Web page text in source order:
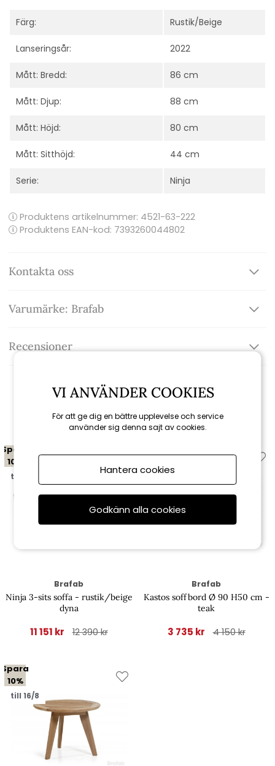
Färg: Rustik/Beige
Lanseringsår: 2022
Mått: Bredd: 86 cm
Mått: Djup: 88 cm
Mått: Höjd: 80 cm
Mått: Sitthöjd: 44 cm
Serie: Ninja
Produktens artikelnummer: 4521-63-222
Produktens EAN-kod: 7393260044802
Kontakta oss
Varumärke: Brafab
Recensioner
Relaterade produkter
Spara
10%
till 16/8
Brafab
Ninja 3-sits soffa - rustik/beige
dyna
11 151 kr 12 390 kr
till 16/8
Brafab
Kastos soffbord Ø 90 H50 cm -
teak
3 735 kr 4 150 kr
Spara
10%
till 16/8
VI ANVÄNDER COOKIES
För att ge dig en bättre upplevelse och service
använder sig denna sajt av cookies.
Hantera cookies
Godkänn alla cookies